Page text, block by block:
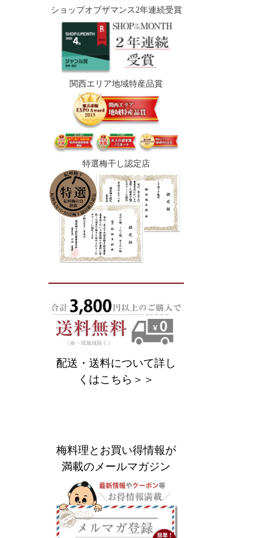
ショップオブザマンス2年連続受賞
関西エリア地域特産品賞
特選梅干し認定店
配送・送料について詳し
くはこちら＞＞
梅料理とお買い得情報が
満載のメールマガジン